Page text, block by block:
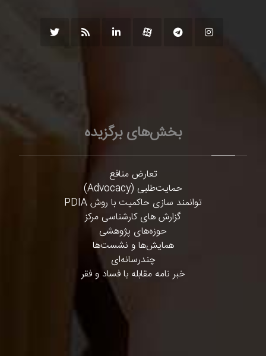
بخش‌های برگزیده
تعارض منافع
حمایت‌طلبی (Advocacy)
توانمند سازی حاکمیت با روش PDIA
گزارش های کارشناسی مرکز
حوزه‌های پژوهشی
همایش‌ها و نشست‌ها
چندرسانه‌ای
خبر نامه مقابله با فساد و فقر